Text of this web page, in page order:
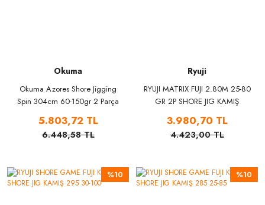
Okuma
Okuma Azores Shore Jigging
Spin 304cm 60-150gr 2 Parça
5.803,72 TL
6.448,58 TL
Ryuji
RYUJI MATRIX FUJI 2.80M 25-80
GR 2P SHORE JIG KAMIŞ
3.980,70 TL
4.423,00 TL
%10 %10